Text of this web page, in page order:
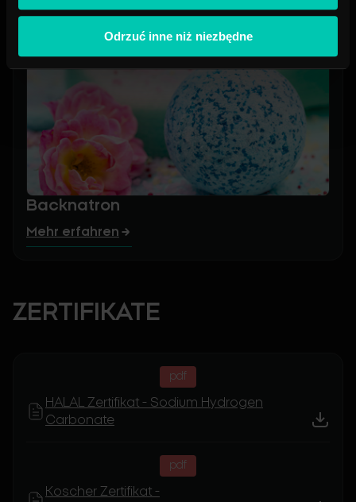
Odrzuć inne niż niezbędne
Backnatron
Mehr erfahren
ZERTIFIKATE
HALAL Zertifikat - Sodium Hydrogen
Carbonate
pdf
Koscher Zertifikat -
pdf